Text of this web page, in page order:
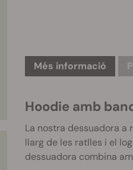
Més informació
Hoodie amb
La nostra dessuadora a
llarg de les ratlles i el
dessuadora combina